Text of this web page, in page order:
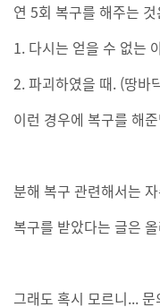
연 5회 복구를 해주는
1. 다시는 얻을 수 없는
2. 파괴하였을 때. (땅바
이런 경우에 복구를 해
분해 복구 관련해서는
복구를 받았다는 글은
그래도 혹시 모르니...